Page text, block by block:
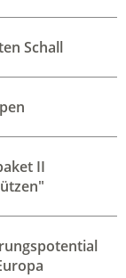
Schall
II